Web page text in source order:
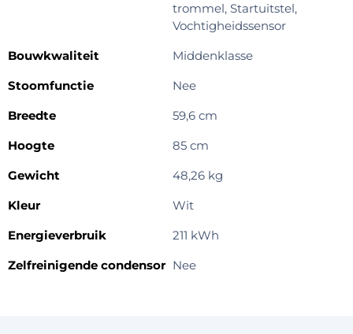
trommel, Startuitstel,
Vochtigheidssensor
Bouwkwaliteit
Middenklasse
Stoomfunctie
Nee
Breedte
59,6 cm
Hoogte
85 cm
Gewicht
48,26 kg
Kleur
Wit
Energieverbruik
211 kWh
Zelfreinigende condensor Nee